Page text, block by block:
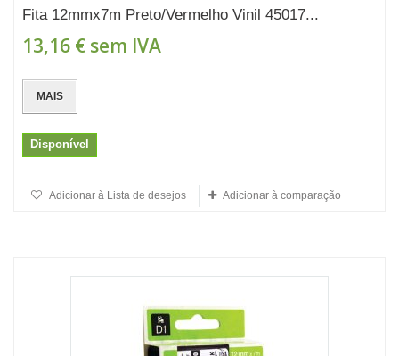
Fita 12mmx7m Preto/Vermelho Vinil 45017...
13,16 € sem IVA
MAIS
Disponível
Adicionar à Lista de desejos Adicionar à comparação